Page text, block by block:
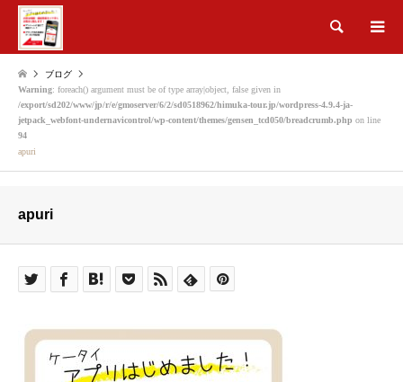
検索
ブログ
Warning: foreach() argument must be of type array|object, false given in
/export/sd202/www/jp/r/e/gmoserver/6/2/sd0518962/himuka-tour.jp/wordpress-4.9.4-ja-
jetpack_webfont-undernavicontrol/wp-content/themes/gensen_tcd050/breadcrumb.php on line
94
apuri
apuri